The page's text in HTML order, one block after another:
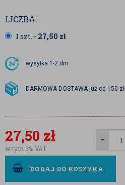
LICZBA:
1 szt. - 27,50 zł
wysyłka 1-2 dni
DARMOWA DOSTAWA już od 150 zł
27,50 zł
w tym 5% VAT
DODAJ DO KOSZYKA